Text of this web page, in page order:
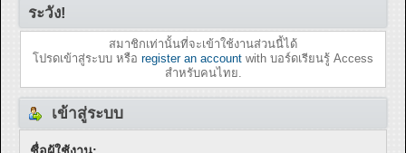
ระวัง!
สมาชิกเท่านั้นที่จะเข้าใช้งานส่วนนี้ได้
โปรดเข้าสู่ระบบ หรือ register an account with บอร์ดเรียนรู้ Access
สำหรับคนไทย.
เข้าสู่ระบบ